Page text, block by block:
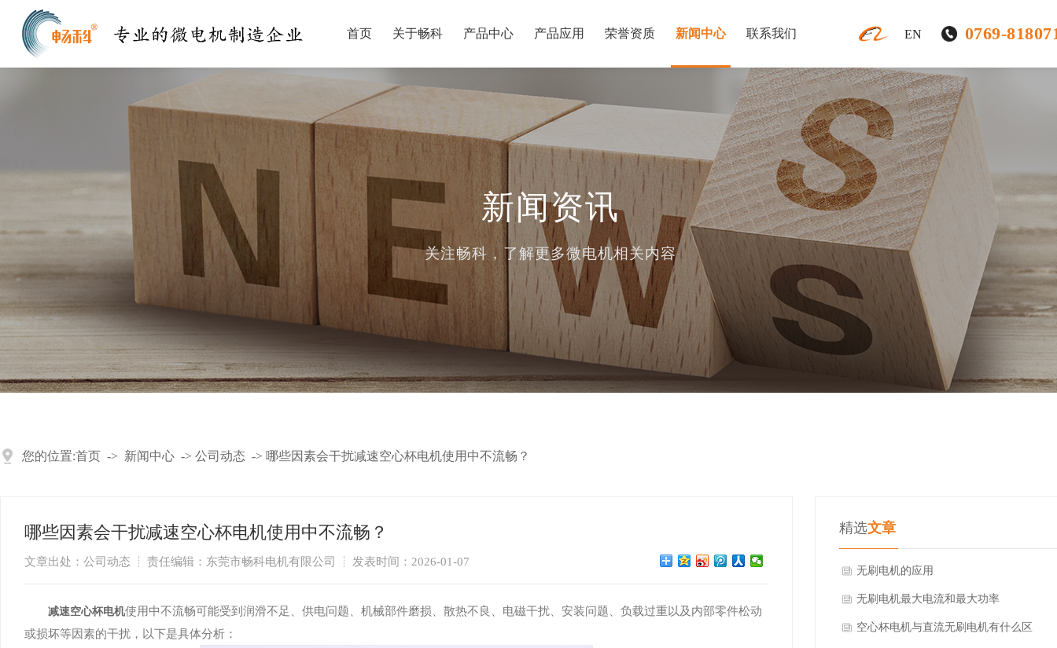
首页 关于畅科 产品中心 产品应用 荣誉资质 新闻中心 联系我们 0769-
EN
新闻资讯
关注畅科，了解更多微电机相关内容
您的位置:首页 -> 新闻中心 -> 公司动态 -> 哪些因素会干扰减速空心杯电机使用中不流畅？
哪些因素会干扰减速空心杯电机使用中不流畅？
文章出处：公司动态 责任编辑：东莞市畅科电机有限公司 发表时间：2026-01-07
​减速空心杯电机使用中不流畅可能受到润滑不足、供电问题、机械部件磨损、散热不良、电磁干扰、安装问题、负载过重以及内部零件松动
或损坏等因素的干扰，以下是具体分析：
精选文章
无刷电机的应用
无刷电机最大电流和最大功率
空心杯电机与直流无刷电机有什么区